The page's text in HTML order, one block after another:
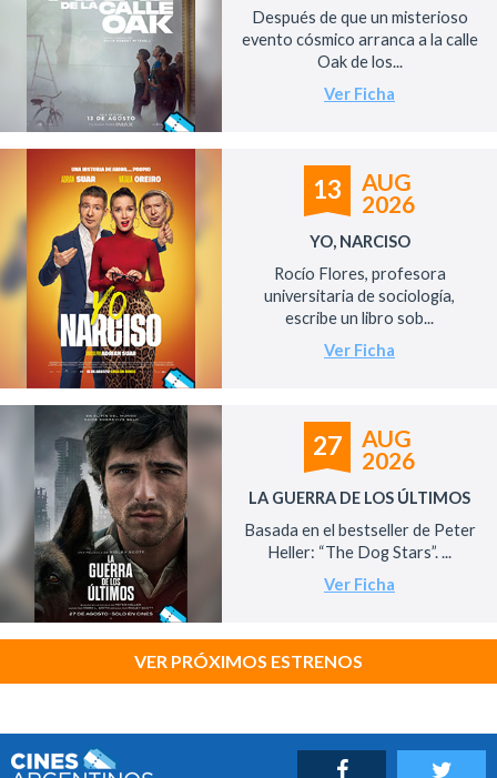
Después de que un misterioso
evento cósmico arranca a la calle
Oak de los...
Ver Ficha
13
AUG
2026
YO, NARCISO
Rocío Flores, profesora
universitaria de sociología,
escribe un libro sob...
Ver Ficha
27
AUG
2026
LA GUERRA DE LOS ÚLTIMOS
Basada en el bestseller de Peter
Heller: “The Dog Stars”. ...
Ver Ficha
VER PRÓXIMOS ESTRENOS